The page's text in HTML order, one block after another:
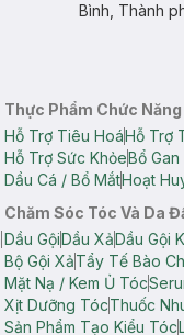
Bình, Thành
Thực Phẩm Chức Năng
Hỗ Trợ Tiêu HoáHỗ Trợ
Hỗ Trợ Sức KhỏeBổ Gan
Dầu Cá / Bổ MắtHoạt
Chăm Sóc Tóc Và Da
Dầu GộiDầu XảDầu Gội
Bộ Gội XảTẩy Tế Bào
Mặt Nạ / Kem Ủ Tóc
Xịt Dưỡng TócThuốc
Sản Phẩm Tạo Kiểu Tóc